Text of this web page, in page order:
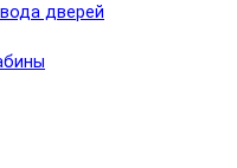
дверей